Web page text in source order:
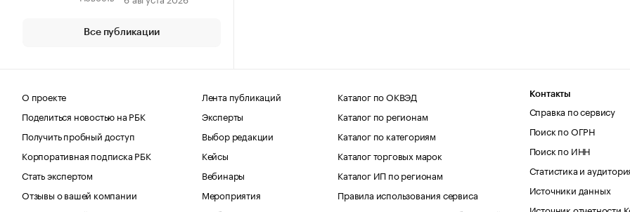
Все публикации
О проекте
Поделиться новостью на РБК
Получить пробный доступ
Корпоративная подписка РБК
Стать экспертом
Отзывы о вашей компании
Лента публикаций
Эксперты
Выбор редакции
Кейсы
Вебинары
Мероприятия
Каталог по ОКВЭД
Каталог по регионам
Каталог по категориям
Каталог торговых марок
Каталог ИП по регионам
Правила использования сервиса
Контакты
Справка по сервису
Поиск по ОГРН
Поиск по ИНН
Статистика и
Источники данных
Источник отчетности